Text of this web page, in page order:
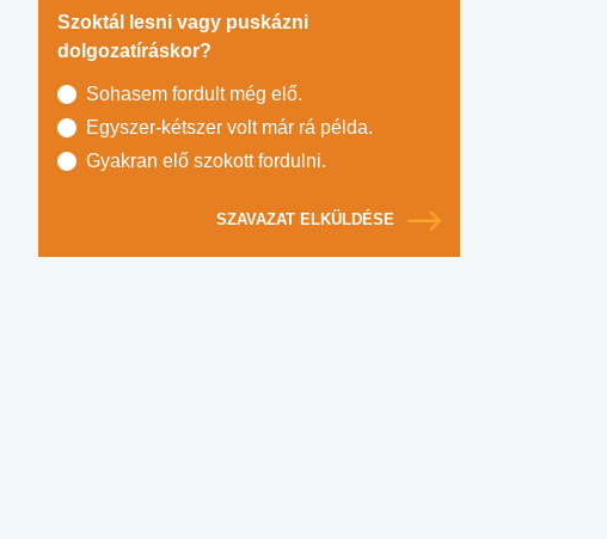
Szoktál lesni vagy puskázni
dolgozatíráskor?
Sohasem fordult még elő.
Egyszer-kétszer volt már rá példa.
Gyakran elő szokott fordulni.
SZAVAZAT ELKÜLDÉSE